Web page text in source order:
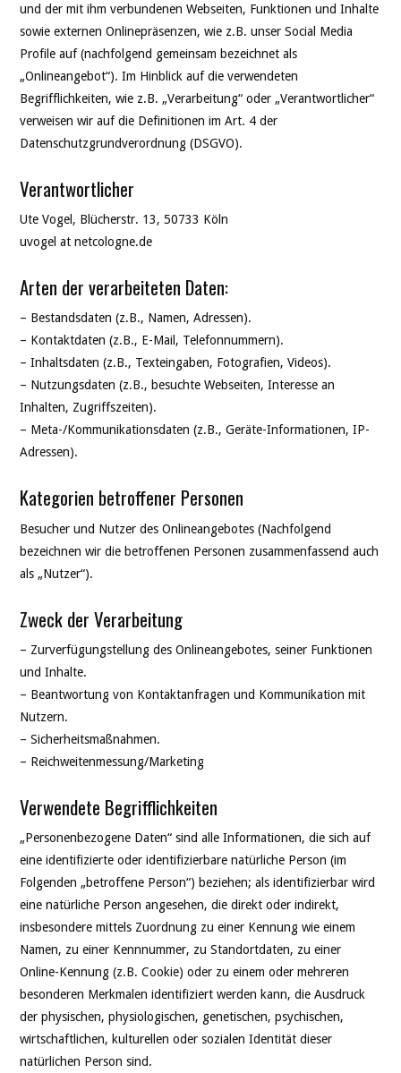
DATENSCHUTZ
und der mit ihm verbundenen Webseiten, Funktionen und Inhalte
sowie externen Onlinepräsenzen, wie z.B. unser Social Media
Profile auf (nachfolgend gemeinsam bezeichnet als
„Onlineangebot“). Im Hinblick auf die verwendeten
Begrifflichkeiten, wie z.B. „Verarbeitung“ oder „Verantwortlicher“
verweisen wir auf die Definitionen im Art. 4 der
Datenschutzgrundverordnung (DSGVO).
Verantwortlicher
Ute Vogel, Blücherstr. 13, 50733 Köln
uvogel at netcologne.de
Arten der verarbeiteten Daten:
– Bestandsdaten (z.B., Namen, Adressen).
– Kontaktdaten (z.B., E-Mail, Telefonnummern).
– Inhaltsdaten (z.B., Texteingaben, Fotografien, Videos).
– Nutzungsdaten (z.B., besuchte Webseiten, Interesse an
Inhalten, Zugriffszeiten).
– Meta-/Kommunikationsdaten (z.B., Geräte-Informationen, IP-
Adressen).
Kategorien betroffener Personen
Besucher und Nutzer des Onlineangebotes (Nachfolgend
bezeichnen wir die betroffenen Personen zusammenfassend auch
als „Nutzer“).
Zweck der Verarbeitung
– Zurverfügungstellung des Onlineangebotes, seiner Funktionen
und Inhalte.
– Beantwortung von Kontaktanfragen und Kommunikation mit
Nutzern.
– Sicherheitsmaßnahmen.
– Reichweitenmessung/Marketing
Verwendete Begrifflichkeiten
„Personenbezogene Daten“ sind alle Informationen, die sich auf
eine identifizierte oder identifizierbare natürliche Person (im
Folgenden „betroffene Person“) beziehen; als identifizierbar wird
eine natürliche Person angesehen, die direkt oder indirekt,
insbesondere mittels Zuordnung zu einer Kennung wie einem
Namen, zu einer Kennnummer, zu Standortdaten, zu einer
Online-Kennung (z.B. Cookie) oder zu einem oder mehreren
besonderen Merkmalen identifiziert werden kann, die Ausdruck
der physischen, physiologischen, genetischen, psychischen,
wirtschaftlichen, kulturellen oder sozialen Identität dieser
natürlichen Person sind.